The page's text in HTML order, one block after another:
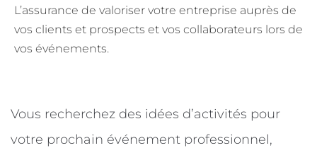
L’assurance de valoriser votre entreprise auprès de
vos clients et prospects et vos collaborateurs lors de
vos événements.
Vous recherchez des idées d’activités pour
votre prochain événement professionnel,